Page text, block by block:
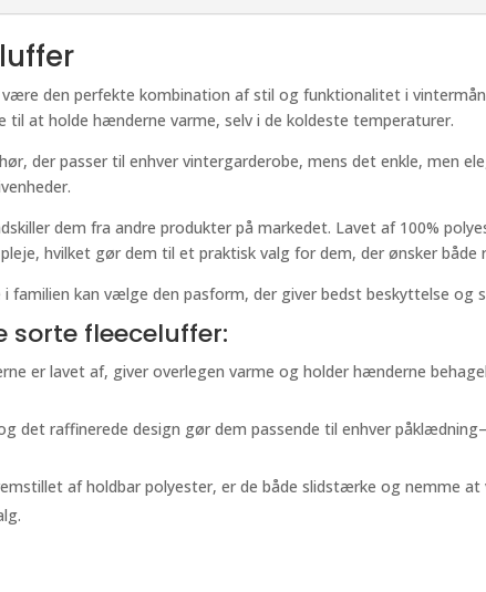
den perfekte kombination af stil og funktionalitet i
til at holde hænderne varme, selv i de koldeste temperaturer.
der passer til enhver vintergarderobe, mens det enkle, men
dem fra andre produkter på markedet. Lavet af 100%
hvilket gør dem til et praktisk valg for dem, der ønsker
familien kan vælge den pasform, der giver bedst beskyttelse og
sorte fleeceluffer:
er lavet af, giver overlegen varme og holder hænderne
det raffinerede design gør dem passende til enhver
af holdbar polyester, er de både slidstærke og nemme at